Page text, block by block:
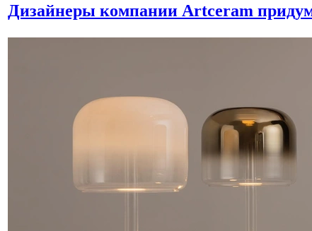
Дизайнеры компании Artceram